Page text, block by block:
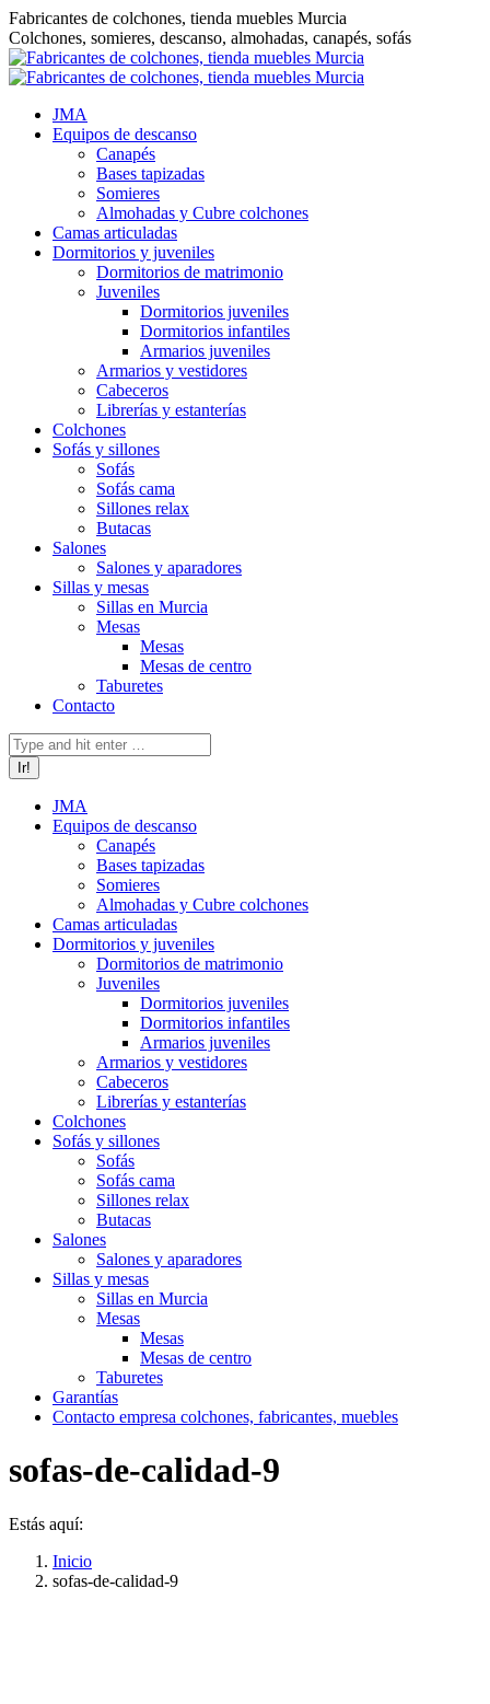
Saltar
al
contenido
Fabricantes de colchones, tienda muebles Murcia
Colchones, somieres, descanso, almohadas, canapés, sofás
JMA
Equipos de descanso
Canapés
Bases tapizadas
Somieres
Almohadas y Cubre colchones
Camas articuladas
Dormitorios y juveniles
Dormitorios de matrimonio
Juveniles
Dormitorios juveniles
Dormitorios infantiles
Armarios juveniles
Armarios y vestidores
Cabeceros
Librerías y estanterías
Colchones
Sofás y sillones
Sofás
Sofás cama
Sillones relax
Butacas
Salones
Salones y aparadores
Sillas y mesas
Sillas en Murcia
Mesas
Mesas
Mesas de centro
Taburetes
Contacto
Buscar:
JMA
Equipos de descanso
Canapés
Bases tapizadas
Somieres
Almohadas y Cubre colchones
Camas articuladas
Dormitorios y juveniles
Dormitorios de matrimonio
Juveniles
Dormitorios juveniles
Dormitorios infantiles
Armarios juveniles
Armarios y vestidores
Cabeceros
Librerías y estanterías
Colchones
Sofás y sillones
Sofás
Sofás cama
Sillones relax
Butacas
Salones
Salones y aparadores
Sillas y mesas
Sillas en Murcia
Mesas
Mesas
Mesas de centro
Taburetes
Garantías
Contacto empresa colchones, fabricantes, muebles
sofas-de-calidad-9
Estás aquí:
Inicio
sofas-de-calidad-9